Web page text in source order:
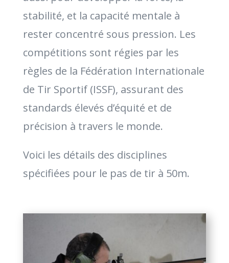
stabilité, et la capacité mentale à
rester concentré sous pression. Les
compétitions sont régies par les
règles de la Fédération Internationale
de Tir Sportif (ISSF), assurant des
standards élevés d’équité et de
précision à travers le monde.
Voici les détails des disciplines
spécifiées pour le pas de tir à 50m.